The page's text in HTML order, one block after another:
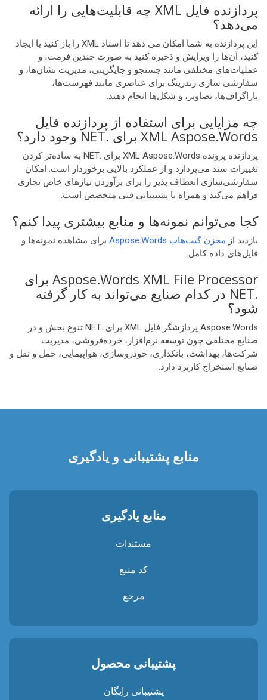
پردازنده فایل XML چه قابلیت‌هایی را ارائه
می‌دهد؟
این پردازنده به شما امکان می دهد تا اسناد XML را باز کنید یا ایجاد
کنید، آن‌ها را ویرایش و ذخیره کنید به صورت چندین فرمت، و
عملیات‌های مختلفی مانند جستجو و جایگزینی، مدیریت نشان‌ها، و
سفارشی سازی رندرینگ برای عناصری مانند فهرست‌ها،
پاراگراف‌ها، تصاویر، و شکل‌ها انجام دهید.
چه مزایایی برای استفاده از پردازنده فایل
XML Aspose.Words برای .NET وجود دارد؟
پردازنده پرونده XML Aspose.Words برای .NET به ساده‌تر کردن
تغییرات سند می‌پردازد و از عملکرد بالایی برخوردار است. امکان
سفارشی‌سازی انعطاف پذیر را برای برآوردن نیازهای خاص تجاری
فراهم می‌کند و همراه با پشتیبانی فنی متخصص است.
کجا می‌توانم نمونه‌ها و منابع بیشتری پیدا کنم؟
بازدید از مخزن گیت‌هاب Aspose.Words
برای مشاهده نمونه‌ها و
فایل‌های داده کامل.
Aspose.Words XML File Processor برای
.NET در کدام صنایع می‌تواند به کار گرفته
شود؟
Aspose.Words پردازشگر فایل XML برای .NET تنوع بخش و در
صنایع مختلفی چون توسعه نرم‌افزار، خرده‌فروشی، مدیریت
شرکت‌ها، بهداشت، بانکداری، خودروسازی، هواپیمایی، حمل و نقل و
صنایع استخراج کاربرد دارد.
منابع پشتیبانی و یادگیری
منابع یادگیری
مستندات
کد منبع
مرجع
پشتیبانی محصول
پشتیبانی رایگان